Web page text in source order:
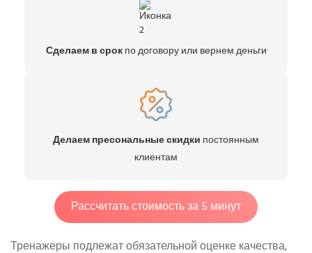
Сделаем в срокпо договору или вернем деньги
Делаем пресональные скидки постоянным
клиентам
Рассчитать стоимость за 5 минут
Тренажеры подлежат обязательной оценке качества,